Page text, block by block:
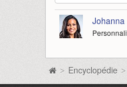
> Encyclopédie >